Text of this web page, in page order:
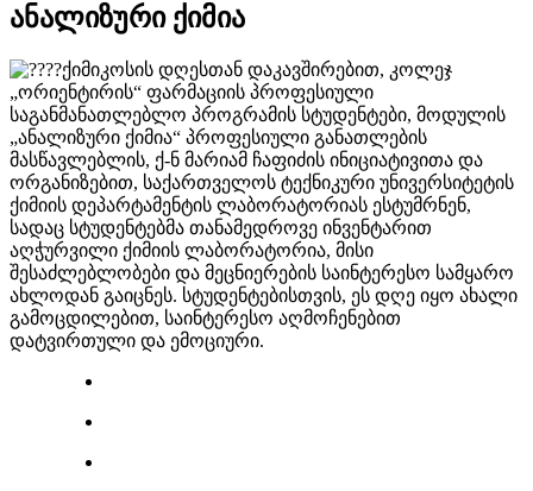
ანალიზური ქიმია
ქიმიკოსის დღესთან დაკავშირებით, კოლეჯ
„ორიენტირის“ ფარმაციის პროფესიული
საგანმანათლებლო პროგრამის სტუდენტები, მოდულის
„ანალიზური ქიმია“ პროფესიული განათლების
მასწავლებლის, ქ-ნ მარიამ ჩაფიძის ინიციატივითა და
ორგანიზებით, საქართველოს ტექნიკური უნივერსიტეტის
ქიმიის დეპარტამენტის ლაბორატორიას ესტუმრნენ,
სადაც სტუდენტებმა თანამედროვე ინვენტარით
აღჭურვილი ქიმიის ლაბორატორია, მისი
შესაძლებლობები და მეცნიერების საინტერესო სამყარო
ახლოდან გაიცნეს. სტუდენტებისთვის, ეს დღე იყო ახალი
გამოცდილებით, საინტერესო აღმოჩენებით
დატვირთული და ემოციური.